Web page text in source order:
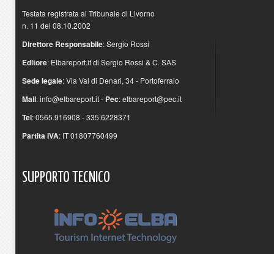
Testata registrata al Tribunale di Livorno
n. 11 del 08.10.2002
Direttore Responsabile: Sergio Rossi
Editore: Elbareport.it di Sergio Rossi & C. SAS
Sede legale: Via Val di Denari, 34 - Portoferraio
Mail:info@elbareport.it- Pec:elbareport@pec.it
Tel: 0565.916908 - 335.6228371
Partita IVA: IT 01807760499
SUPPORTO TECNICO